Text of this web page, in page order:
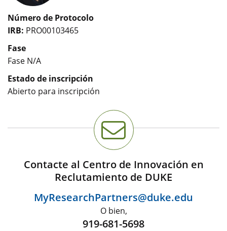
Número de Protocolo
IRB: PRO00103465
Fase
Fase N/A
Estado de inscripción
Abierto para inscripción
Contacte al Centro de Innovación en
Reclutamiento de DUKE
MyResearchPartners@duke.edu
O bien,
919-681-5698